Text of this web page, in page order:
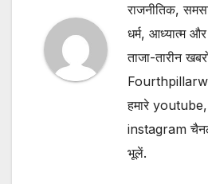
राजनीतिक,
धर्म, आध्यात्म
ताजा-तारीन
हमारे
instagram
भूलें.